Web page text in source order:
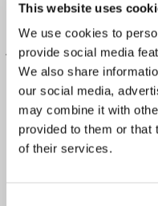
This website uses
We use cookies to
provide social media
We also share
our social media,
may combine it with
provided to them or that
of their services.
leiab põnevaid
kastmega ja siia
jalapeno. Mereandide
krõbeda focacciaga ning
rohelise pipra kastmega.
menüüs rikkalik
mis sobivad ideaalselt
Mida menüüst proovida: